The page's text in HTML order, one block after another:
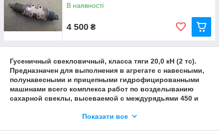
В наявності
4 500 ₴
Гусеничный свекловичный, класса тяги 20,0 кН (2 тс).
Предназначен для выполнения в агрегате с навесными,
полунавесными и прицепными гидрофицированными
машинами всего комплекса работ по возделыванию
сахарной свеклы, высеваемой с междурядьями 450 и
состоит из полурамы, выполненной из двух
Показати все